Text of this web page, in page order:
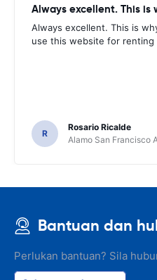
Always excellent. This is
Always excellent. This is
use this website for renting
R
Rosario Ricalde
Alamo San Francisco
Bantuan dan
Perlukan bantuan? Sila